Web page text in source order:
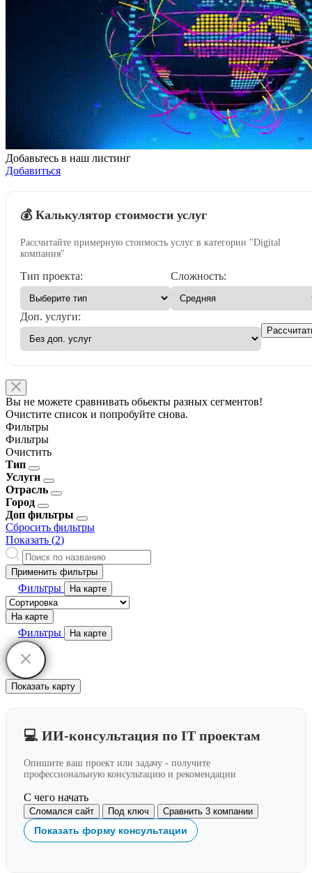
Добавьтесь в наш листинг
Добавиться
💰 Калькулятор стоимости услуг
Рассчитайте примерную стоимость услуг в категории "Digital
компания"
Тип проекта: Сложность:
Доп. услуги:
Вы не можете сравнивать обьекты разных сегментов!
Очистите список и попробуйте снова.
Фильтры
Фильтры
Очистить
Тип
Услуги
Отрасль
Город
Доп фильтры
Сбросить фильтры
Показать (2)
Применить фильтры
Фильтры На карте
На карте
Фильтры На карте
Показать карту
💻 ИИ-консультация по IT проектам
Опишите ваш проект или задачу - получите
профессиональную консультацию и рекомендации
С чего начать
Сломался сайт Под ключ Сравнить 3 компании
Показать форму консультации